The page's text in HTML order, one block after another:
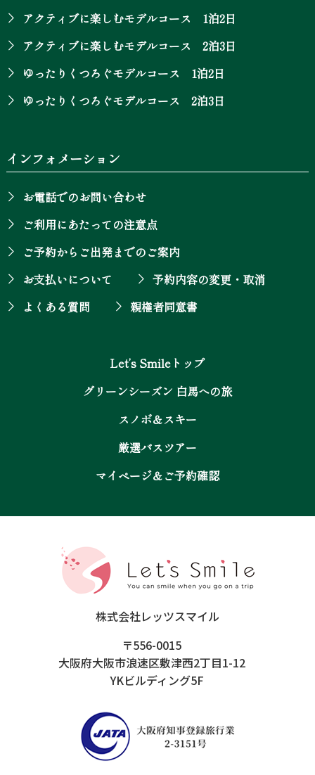
アクティブに楽しむモデルコース 1泊2日
アクティブに楽しむモデルコース 2泊3日
ゆったりくつろぐモデルコース 1泊2日
ゆったりくつろぐモデルコース 2泊3日
インフォメーション
お電話でのお問い合わせ
ご利用にあたっての注意点
ご予約からご出発までのご案内
お支払いについて
予約内容の変更・取消
よくある質問
親権者同意書
Let’s Smileトップ
グリーンシーズン 白馬への旅
スノボ＆スキー
厳選バスツアー
マイページ＆ご予約確認
株式会社レッツスマイル
〒556-0015
大阪府大阪市浪速区敷津西2丁目1-12
YKビルディング5F